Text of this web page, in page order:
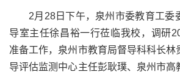
2月28日下午，泉州市委教育工委
导室主任徐昌裕一行莅临我校，调研
准备工作，泉州市教育局督导科科长林
导评估监测中心主任彭耿璞、泉州市高